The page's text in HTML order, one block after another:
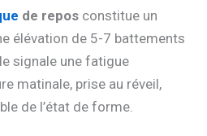
de repos constitue un
élévation de 5-7 battements
signale une fatigue
matinale, prise au réveil,
de l’état de forme.